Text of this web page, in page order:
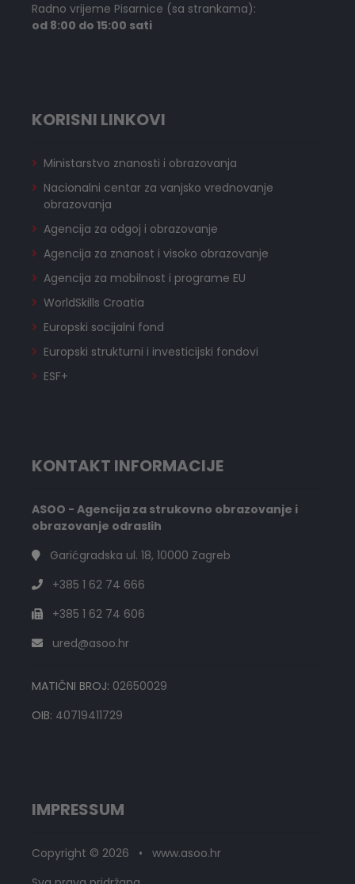
Radno vrijeme Pisarnice (sa strankama):
od 8:00 do 15:00 sati
KORISNI LINKOVI
Ministarstvo znanosti i obrazovanja
Nacionalni centar za vanjsko vrednovanje
obrazovanja
Agencija za odgoj i obrazovanje
Agencija za znanost i visoko obrazovanje
Agencija za mobilnost i programe EU
WorldSkills Croatia
Europski socijalni fond
Europski strukturni i investicijski fondovi
ESF+
KONTAKT INFORMACIJE
ASOO - Agencija za strukovno obrazovanje i
obrazovanje odraslih
Garićgradska ul. 18, 10000 Zagreb
+385 1 62 74 666
+385 1 62 74 606
ured@asoo.hr
MATIČNI BROJ: 02650029
OIB: 40719411729
IMPRESSUM
Copyright © 2026 • www.asoo.hr